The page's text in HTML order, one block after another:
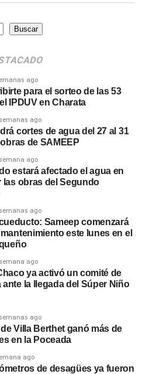
Buscar
ago
para el sorteo de las 53
IPDUV en Charata
ago
cortes de agua del 27 al 31
de SAMEEP
ago
estará afectado el agua en
las obras del Segundo
ago
Sameep comenzará
este lunes en el
ago
ya activó un comité de
ante la llegada del Súper Niño
ago
Villa Berthet ganó más de
en la Poceada
ago
de desagües ya fueron